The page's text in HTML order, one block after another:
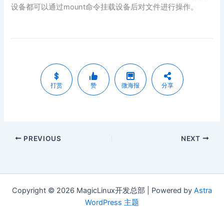
设备都可以通过mount命令挂载设备后对文件进行操作。
打赏 赞 微海报 分享
PREVIOUS NEXT
Copyright © 2026 MagicLinux开发总部 | Powered by Astra
WordPress 主题